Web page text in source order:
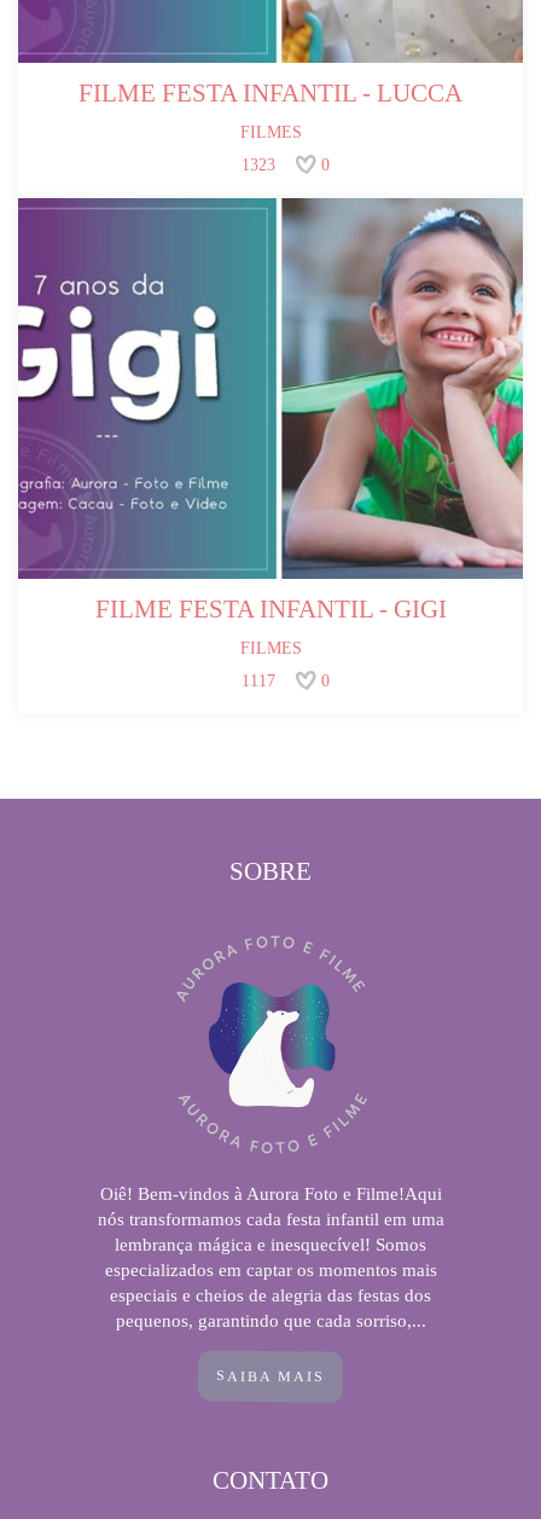
FILME FESTA INFANTIL - LUCCA
FILMES
1323
0
FILME FESTA INFANTIL - GIGI
FILMES
1117
0
SOBRE
Oiê! Bem-vindos à Aurora Foto e Filme!Aqui
nós transformamos cada festa infantil em uma
lembrança mágica e inesquecível! Somos
especializados em captar os momentos mais
especiais e cheios de alegria das festas dos
pequenos, garantindo que cada sorriso,...
SAIBA MAIS
CONTATO